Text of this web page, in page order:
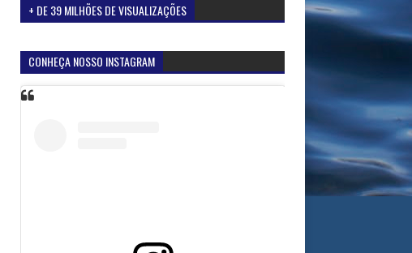
+ DE 39 MILHÕES DE VISUALIZAÇÕES
CONHEÇA NOSSO INSTAGRAM